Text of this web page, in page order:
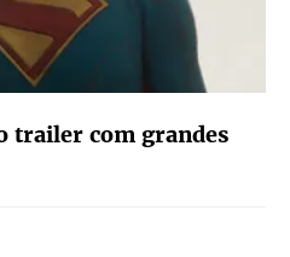
trailer com grandes